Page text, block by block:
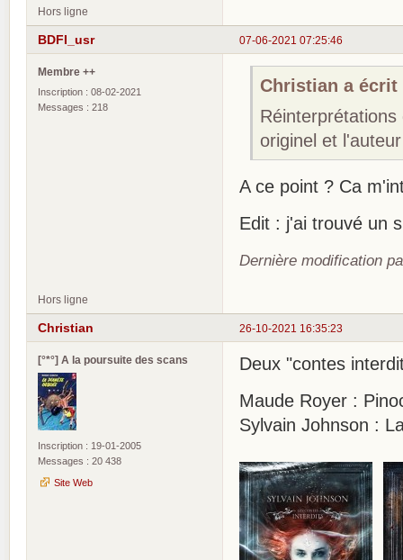
Hors ligne
07-06-2021 07:25:46
BDFI_usr
Membre ++
Inscription : 08-02-2021
Messages : 218
Christian a écrit
originel et
A ce point ? Ca
Edit : j'ai trouvé un
Dernière modification
Hors ligne
26-10-2021 16:35:23
Christian
[°*°] A la poursuite des scans
Inscription : 19-01-2005
Messages : 20 438
Site Web
Deux "contes
Maude Royer :
Sylvain Johnson :